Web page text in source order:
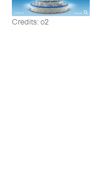
Credits: o2